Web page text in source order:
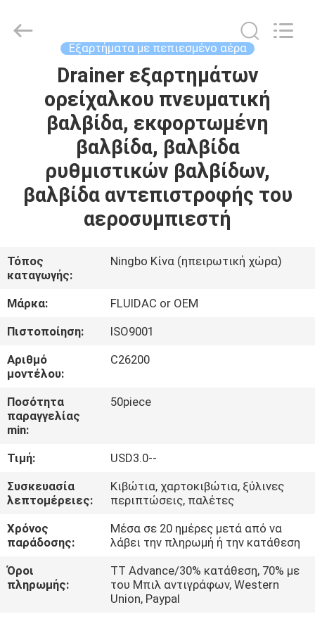
ΠΡΟΪΌΝΤΑ
ΒΊΝΤΕΟ
ΠΕΡΊΠΟΥ
ΓΎΡΟΣ
ΕΡΓΟΣΤΑΣΊΩΝ
ΈΛΕΓΧΟΣ
ΜΑΣ
ΕΛΆΤΕ
ΣΕ
ΕΠΑΦΉ
ΜΕ
ΖΗΤΉΣΤΕ
ΈΝΑ
ΑΠΌΣΠΑΣΜΑ
FLUID
AUTOMATIC
Εξαρτήματα με πεπιεσμένο αέρα
Drainer εξαρτημάτων
ορείχαλκου πνευματική
βαλβίδα, εκφορτωμένη
βαλβίδα, βαλβίδα
ρυθμιστικών βαλβίδων,
βαλβίδα αντεπιστροφής του
αεροσυμπιεστή
Τόπος
καταγωγής:
Ningbo Κίνα (ηπειρωτική χώρα)
Μάρκα:
FLUIDAC or OEM
Πιστοποίηση:
ISO9001
Αριθμό
μοντέλου:
C26200
Ποσότητα
παραγγελίας
min:
50piece
Τιμή:
USD3.0--
Συσκευασία
λεπτομέρειες:
Κιβώτια, χαρτοκιβώτια, ξύλινες
περιπτώσεις, παλέτες
Χρόνος
παράδοσης:
Μέσα σε 20 ημέρες μετά από να
λάβει την πληρωμή ή την κατάθεση
Όροι
πληρωμής:
TT Advance/30% κατάθεση, 70% με
του Μπιλ αντιγράφων, Western
Union, Paypal